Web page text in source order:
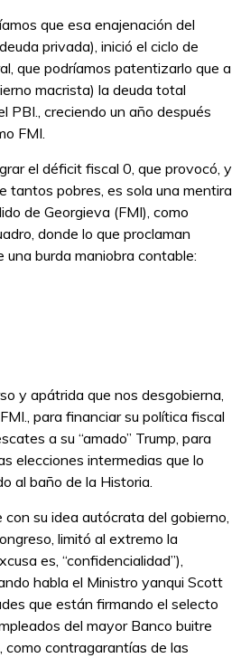
que esa enajenación del
privada), inició el ciclo de
que podríamos patentizarlo que a
macrista) la deuda total
PBI., creciendo un año después
FMI.
el déficit fiscal 0, que provocó, y
tantos pobres, es sola una mentira
de Georgieva (FMI), como
donde lo que proclaman
una burda maniobra contable:
y apátrida que nos desgobierna,
para financiar su política fiscal
a su “amado” Trump, para
elecciones intermedias que lo
al baño de la Historia.
su idea autócrata del gobierno,
limitó al extremo la
es, “confidencialidad”),
habla el Ministro yanqui Scott
que están firmando el selecto
del mayor Banco buitre
como contragarantías de las